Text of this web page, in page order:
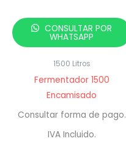
CONSULTAR POR
WHATSAPP
1500 Litros
Fermentador 1500
Encamisado
Consultar forma de pago.
IVA Incluido.